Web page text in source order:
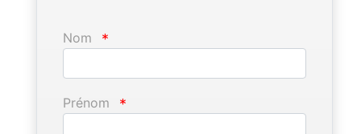
Nom *
Prénom *